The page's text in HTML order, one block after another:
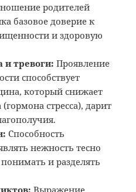
родителей
базовое доверие к
и здоровую
и тревоги: Проявление
способствует
который снижает
стресса), дарит
Способность
нежность тесно
и разделять